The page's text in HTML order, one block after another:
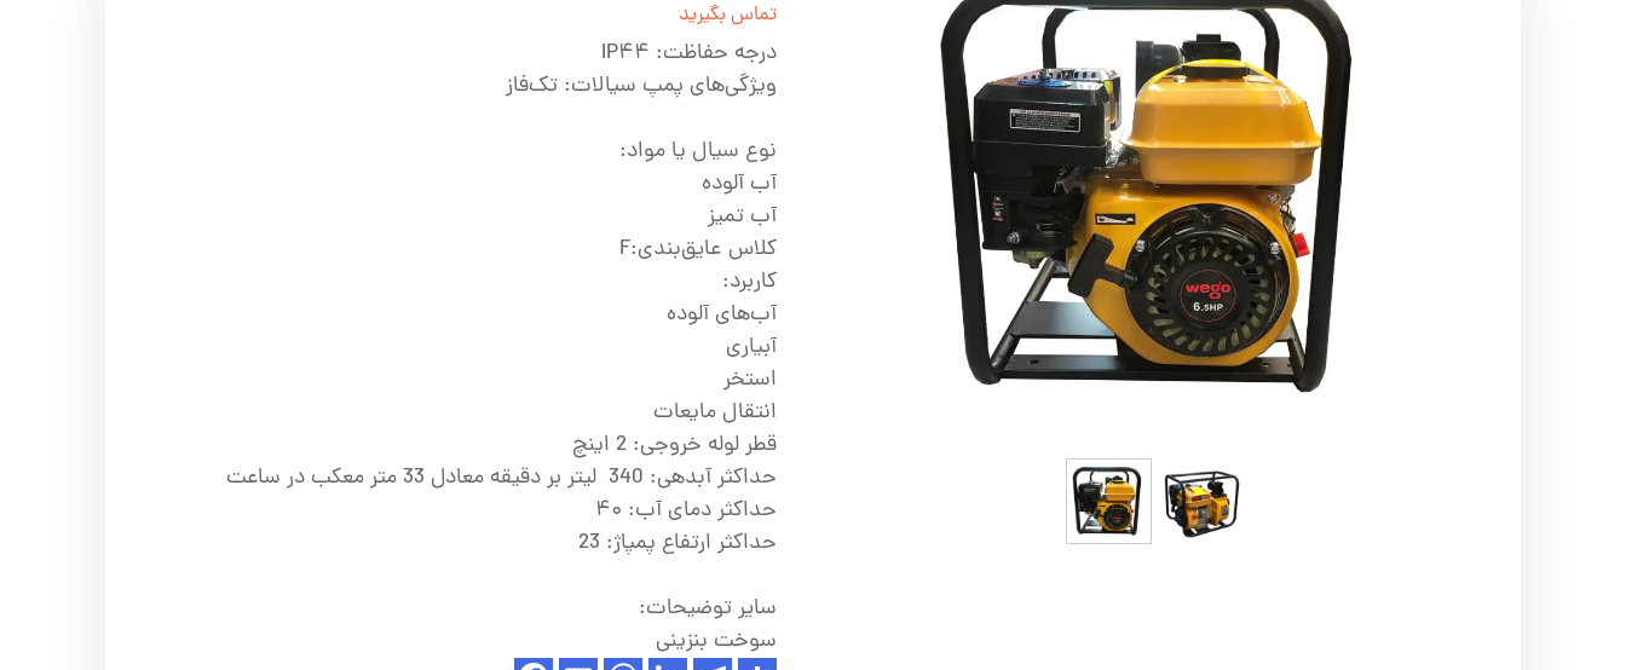
پمپ آب
کفکش / لجن کش
موتور پمپ
اره زنجیری / علفتراش
شناور چاه عمیق
سمپاش
بخارشو
سایر پمپ
اینورتر جوش
کفکش و لجن کش
پمپ آب خانگی
ابزار و قطعات
کارواش
موتور تک
موتور پمپ
سمپاش
علتفراش
تماس بگیرید
درجه حفاظت: IP۴۴
ویژگی‌های پمپ سیالات: تک‌فاز
نوع سیال یا مواد:
آب آلوده
آب تمیز
کلاس عایق‌بندی:F
کاربرد:
آب‌های آلوده
آبیاری
استخر
انتقال مایعات
قطر لوله خروجی: 2 اینچ
حداکثر آبدهی: 340 لیتر بر دقیقه معادل 33 متر معکب در ساعت
حداکثر دمای آب: ۴۰
حداکثر ارتفاع پمپاژ: 23
سایر توضیحات:
سوخت بنزینی